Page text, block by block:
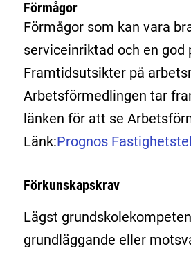
Förmågor
Förmågor som kan vara
serviceinriktad och en god
Framtidsutsikter på
Arbetsförmedlingen tar
länken för att se
Länk:Prognos
Förkunskapskrav
Lägst
grundläggande eller